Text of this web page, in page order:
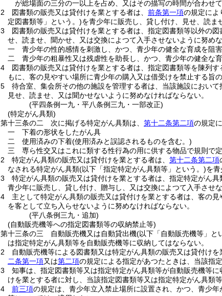
が総場面の三分の一以上を占め、又はその描写の時間が合わせ
2
図書類の販売又は貸付けを業とする者は、 前条第一項の規定によ
定図書類等」という。)を青少年に販売し、貸し付け、見せ、読ま
3
図書類の販売又は貸付けを業とする者は、指定図書類等以外の
せ、読ませ、聞かせ、又は交換によつて入手させないように努めな
一
青少年の性的感情を刺激し、かつ、青少年の健全な育成を阻
二
青少年の粗暴性又は残虐性を助長し、かつ、青少年の健全な
4
図書類の販売又は貸付けを業とする者は、指定図書類等を陳列
もに、客の見やすい場所に青少年の購入又は借受けを禁止する旨
5
待合室、集会所その他の施設を管理する者は、当該施設におい
見せ、読ませ、又は聞かせないように努めなければならない。
(平四条例一九・平八条例三九・一部改正)
(特定がん具類)
第十三条の二
次に掲げる特定がん具類は、 第十二条第二項の規定
一
下着の形状をしたがん具
二
使用済みの下着(使用済みと誤認されるものを含む。)
三
専ら性交又はこれに類する性行為の用に供する物品で規則で
2
特定がん具類の販売又は貸付けを業とする者は、 第十二条第二項
なされる特定がん具類(以下「指定特定がん具類等」という。)を
3
特定がん具類の販売又は貸付けを業とする者は、指定特定がん
青少年に販売し、貸し付け、贈与し、又は交換によつて入手させ
4
主として特定がん具類の販売又は貸付けを業とする者は、客の
を客として立ち入らせないように努めなければならない。
(平八条例三九・追加)
(自動販売機等への指定図書類等の収納禁止等)
第十三条の三
自動販売機又は自動貸出機(以下「自動販売機等」と
は指定特定がん具類等を自動販売機等に収納してはならない。
2
自動販売機等による図書類又は特定がん具類の販売又は貸付け
二条第一項又は第二項の規定による指定があつたときは、当該指
3
知事は、指定図書類等又は指定特定がん具類等が自動販売機等
けを業とする者に対し、当該指定図書類等又は指定特定がん具類
4
前三項の規定は、青少年立入禁止場所に設置され、かつ、青少